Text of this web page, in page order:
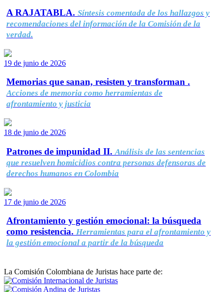
A RAJATABLA. Síntesis comentada de los hallazgos y
recomendaciones del información de la Comisión de la
verdad.
19 de junio de 2026
Memorias que sanan, resisten y transforman .
Acciones de memoria como herramientas de
afrontamiento y justicia
18 de junio de 2026
Patrones de impunidad II. Análisis de las sentencias
que resuelven homicidios contra personas defensoras de
derechos humanos en Colombia
17 de junio de 2026
Afrontamiento y gestión emocional: la búsqueda
como resistencia. Herramientas para el afrontamiento y
la gestión emocional a partir de la búsqueda
La Comisión Colombiana de Juristas hace parte de: